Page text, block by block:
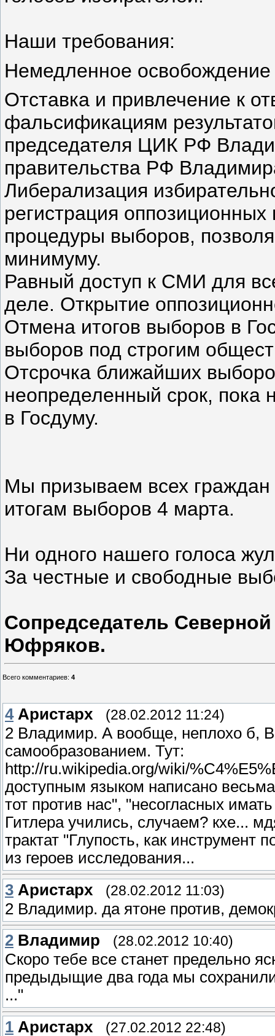
Наши требования:
Немедленное
Отставка и привлечение к
фальсификациям
председателя ЦИК РФ
правительства РФ
Либерализация
регистрация
процедуры выборов,
минимуму.
Равный доступ к СМИ для
деле. Открытие
Отмена итогов выборов в
выборов под строгим
Отсрочка ближайших
неопределенный срок,
в Госдуму.
Мы призываем всех
итогам выборов 4 марта.
Ни одного нашего голоса
За честные и свободные
Сопредседатель
Юфряков.
Всего комментариев: 4
4 Аристарх (28.02.2012 11:24)
2 Владимир. А вообще, неплохо б,
самообразованием. Тут:
http://ru.wikipedia.org/wiki/
доступным языком написано
тот против нас", "несогласных
Гитлера учились, случаем? кхе...
трактат "Глупость, как инструмент
из героев исследования...
3 Аристарх (28.02.2012 11:03)
2 Владимир. да ятоне против,
2 Владимир (28.02.2012 10:40)
Скоро тебе все станет предельно
предыдыщие два года мы
..."
1 Аристарх (27.02.2012 22:48)